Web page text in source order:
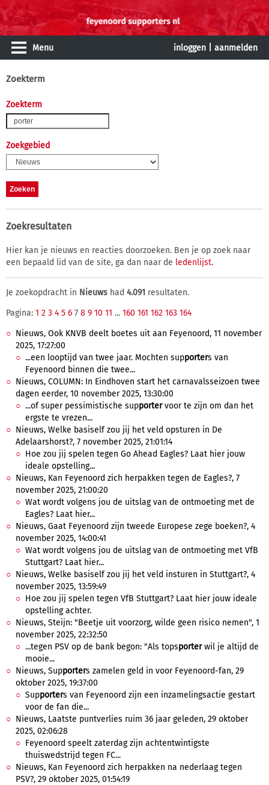
Menu inloggen aanmelden
Zoekterm
Zoekterm
Zoekgebied
Zoekresultaten
Hier kan je nieuws en reacties doorzoeken. Ben je op zoek naar
een bepaald lid van de site, ga dan naar de ledenlijst.
Je zoekopdracht in Nieuws had 4.091 resultaten.
Pagina: 1 2 3 4 5 6 7 8 9 10 11 ... 160 161 162 163 164
Nieuws, Ook KNVB deelt boetes uit aan Feyenoord, 11 november
2025, 17:27:00
...een looptijd van twee jaar. Mochten supporters van
Feyenoord binnen die twee...
Nieuws, COLUMN: In Eindhoven start het carnavalsseizoen twee
dagen eerder, 10 november 2025, 13:30:00
...of super pessimistische supportervoor te zijn om dan het
ergste te vrezen...
Nieuws, Welke basiself zou jij het veld opsturen in De
Adelaarshorst?, 7 november 2025, 21:01:14
Hoe zou jij spelen tegen Go Ahead Eagles? Laat hier jouw
ideale opstelling...
Nieuws, Kan Feyenoord zich herpakken tegen de Eagles?, 7
november 2025, 21:00:20
Wat wordt volgens jou de uitslag van de ontmoeting met de
Eagles? Laat hier...
Nieuws, Gaat Feyenoord zijn tweede Europese zege boeken?, 4
november 2025, 14:00:41
Wat wordt volgens jou de uitslag van de ontmoeting met VfB
Stuttgart? Laat hier...
Nieuws, Welke basiself zou jij het veld insturen in Stuttgart?, 4
november 2025, 13:59:49
Hoe zou jij spelen tegen VfB Stuttgart? Laat hier jouw ideale
opstelling achter.
Nieuws, Steijn: "Beetje uit voorzorg, wilde geen risico nemen", 1
november 2025, 22:32:50
...tegen PSV op de bank begon: "Als topsporterwil je altijd de
mooie...
Nieuws, Supporters zamelen geld in voor Feyenoord-fan, 29
oktober 2025, 19:37:00
Supporters van Feyenoord zijn een inzamelingsactie gestart
voor de fan die...
Nieuws, Laatste puntverlies ruim 36 jaar geleden, 29 oktober
2025, 02:06:28
Feyenoord speelt zaterdag zijn achtentwintigste
thuiswedstrijd tegen FC...
Nieuws, Kan Feyenoord zich herpakken na nederlaag tegen
PSV?, 29 oktober 2025, 01:54:19